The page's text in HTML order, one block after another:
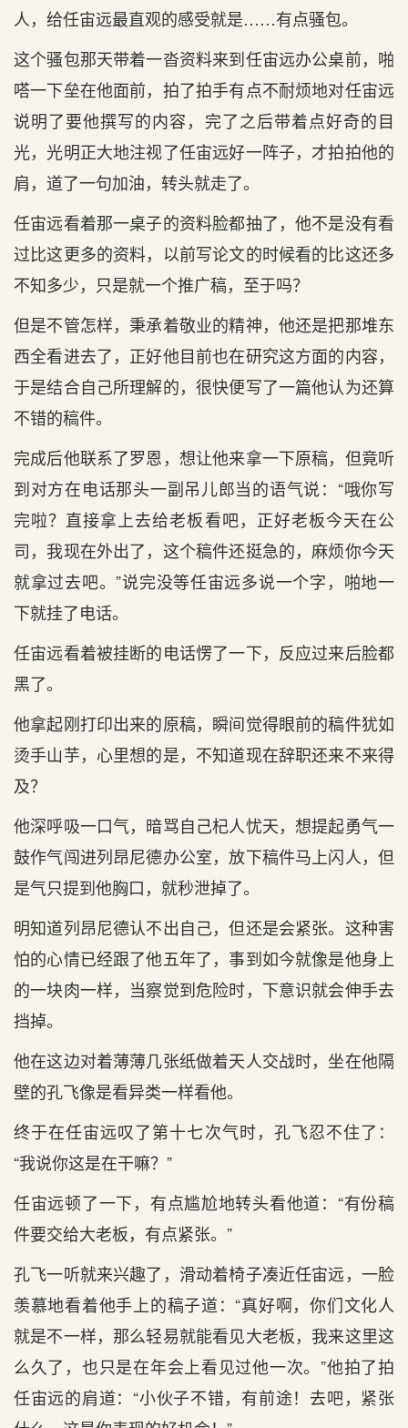
人，给任宙远最直观的感受就是……有点骚包。
这个骚包那天带着一沓资料来到任宙远办公桌前，啪
嗒一下垒在他面前，拍了拍手有点不耐烦地对任宙远
说明了要他撰写的内容，完了之后带着点好奇的目
光，光明正大地注视了任宙远好一阵子，才拍拍他的
肩，道了一句加油，转头就走了。
任宙远看着那一桌子的资料脸都抽了，他不是没有看
过比这更多的资料，以前写论文的时候看的比这还多
不知多少，只是就一个推广稿，至于吗？
但是不管怎样，秉承着敬业的精神，他还是把那堆东
西全看进去了，正好他目前也在研究这方面的内容，
于是结合自己所理解的，很快便写了一篇他认为还算
不错的稿件。
完成后他联系了罗恩，想让他来拿一下原稿，但竟听
到对方在电话那头一副吊儿郎当的语气说：“哦你写
完啦？直接拿上去给老板看吧，正好老板今天在公
司，我现在外出了，这个稿件还挺急的，麻烦你今天
就拿过去吧。”说完没等任宙远多说一个字，啪地一
下就挂了电话。
任宙远看着被挂断的电话愣了一下，反应过来后脸都
黑了。
他拿起刚打印出来的原稿，瞬间觉得眼前的稿件犹如
烫手山芋，心里想的是，不知道现在辞职还来不来得
及？
他深呼吸一口气，暗骂自己杞人忧天，想提起勇气一
鼓作气闯进列昂尼德办公室，放下稿件马上闪人，但
是气只提到他胸口，就秒泄掉了。
明知道列昂尼德认不出自己，但还是会紧张。这种害
怕的心情已经跟了他五年了，事到如今就像是他身上
的一块肉一样，当察觉到危险时，下意识就会伸手去
挡掉。
他在这边对着薄薄几张纸做着天人交战时，坐在他隔
壁的孔飞像是看异类一样看他。
终于在任宙远叹了第十七次气时，孔飞忍不住了：
“我说你这是在干嘛？”
任宙远顿了一下，有点尴尬地转头看他道：“有份稿
件要交给大老板，有点紧张。”
孔飞一听就来兴趣了，滑动着椅子凑近任宙远，一脸
羡慕地看着他手上的稿子道：“真好啊，你们文化人
就是不一样，那么轻易就能看见大老板，我来这里这
么久了，也只是在年会上看见过他一次。”他拍了拍
任宙远的肩道：“小伙子不错，有前途！去吧，紧张